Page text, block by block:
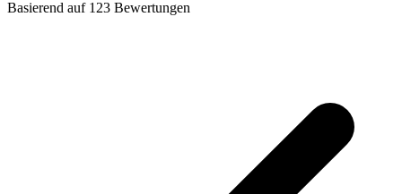
Basierend auf 123 Bewertungen